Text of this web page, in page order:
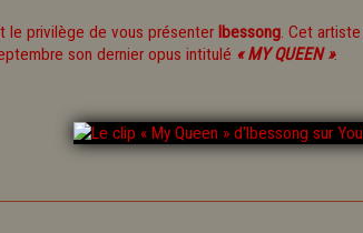
le privilège de vous présenter Ibessong. Cet
son dernier opus intitulé « MY QUEEN ».